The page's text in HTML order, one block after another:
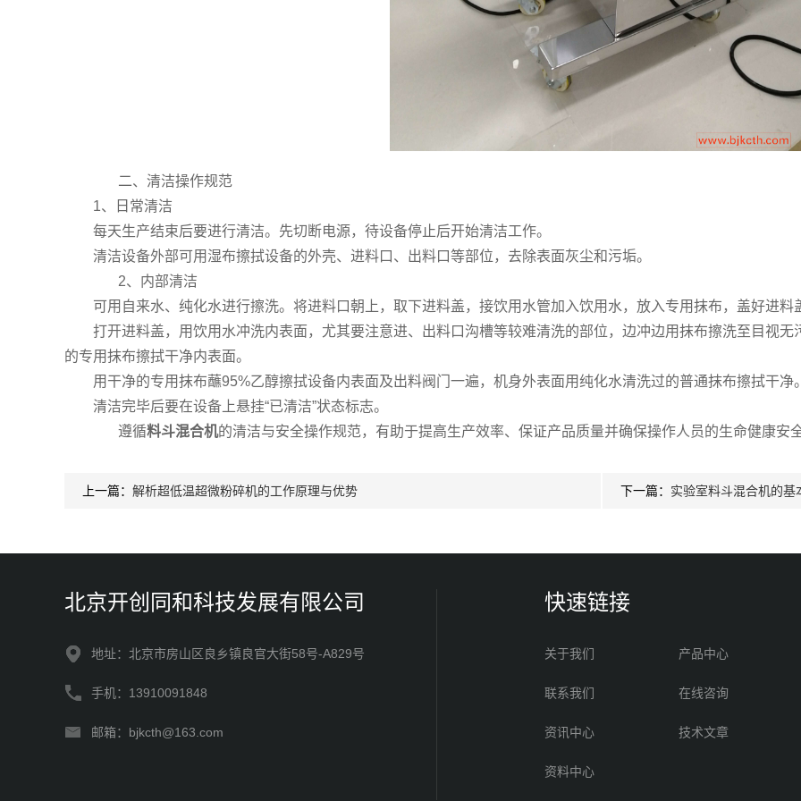
二、清洁操作规范
1、日常清洁
每天生产结束后要进行清洁。先切断电源，待设备停止后开始清洁工作。
清洁设备外部可用湿布擦拭设备的外壳、进料口、出料口等部位，去除表面灰尘和污垢。
2、内部清洁
可用自来水、纯化水进行擦洗。将进料口朝上，取下进料盖，接饮用水管加入饮用水，放入专用抹布，盖好进料
打开进料盖，用饮用水冲洗内表面，尤其要注意进、出料口沟槽等较难清洗的部位，边冲边用抹布擦洗至目视无
的专用抹布擦拭干净内表面。
用干净的专用抹布蘸95%乙醇擦拭设备内表面及出料阀门一遍，机身外表面用纯化水清洗过的普通抹布擦拭干净
清洁完毕后要在设备上悬挂“已清洁”状态标志。
遵循料斗混合机的清洁与安全操作规范，有助于提高生产效率、保证产品质量并确保操作人员的生命健康安
上一篇： 解析超低温超微粉碎机的工作原理与优势 下一篇： 实验室料斗混合机的
北京开创同和科技发展有限公司
地址：北京市房山区良乡镇良官大街58号-A829号
手机：13910091848
邮箱：bjkcth@163.com
快速链接
关于我们 产品中心
联系我们 在线咨询
资讯中心 技术文章
资料中心